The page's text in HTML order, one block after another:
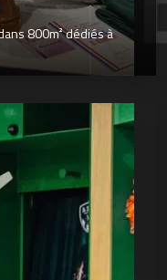
800m² dédiés à